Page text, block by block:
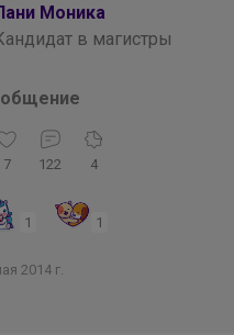
Моника
в магистры
7 122 4
1 1
2014 г.